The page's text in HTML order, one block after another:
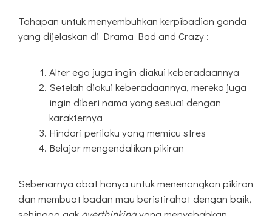
Tahapan untuk menyembuhkan kerpibadian ganda
yang dijelaskan di Drama Bad and Crazy :
Alter ego juga ingin diakui keberadaannya
Setelah diakui keberadaannya, mereka juga
ingin diberi nama yang sesuai dengan
karakternya
Hindari perilaku yang memicu stres
Belajar mengendalikan pikiran
Sebenarnya obat hanya untuk menenangkan pikiran
dan membuat badan mau beristirahat dengan baik,